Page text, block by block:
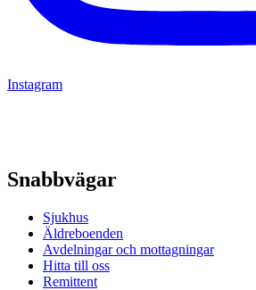
Instagram
Snabbvägar
Sjukhus
Äldreboenden
Avdelningar och mottagningar
Hitta till oss
Remittent